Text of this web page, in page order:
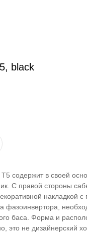
black
содержит в своей
С правой стороны
накладкой
фазоинвертора,
баса. Форма и
это не дизайнерский